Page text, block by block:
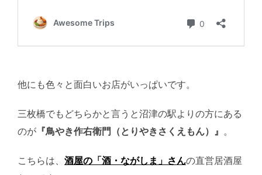
他にも色々と面白いお店がいっぱいです。
三枚橋でもどちらかと言うと沼津の駅よりの方にある
のが 『鳥やき作右衛門（とりやきさくえもん）』 。
こちらは、 酒屋の「酒・ながしま」さんの直営居酒屋